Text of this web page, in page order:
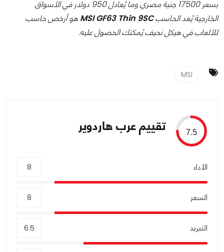
بسعر 17500 جنية مصري وما يُعادل 950 دولار في الأسواق
الخارجية يُعد الحاسبMSI GF63 Thin 9SC هو أرخص حاسب
للألعاب في هيكل نحيف يُمكنك الحصول عليه.
MSI
7.5 تقييم عرب هاردوير
الأداء 8
السعر 8
التبريد 6.5